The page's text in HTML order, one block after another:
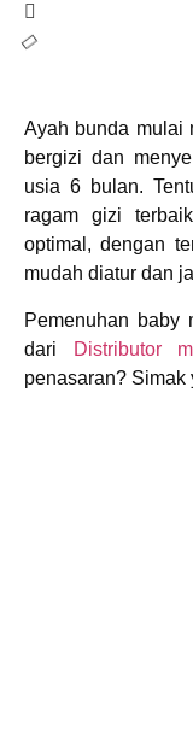
Ayah bunda mulai
bergizi dan
usia 6 bulan.
ragam gizi
optimal, dengan
mudah diatur dan
Pemenuhan baby
dari
Distributor
penasaran? Simak